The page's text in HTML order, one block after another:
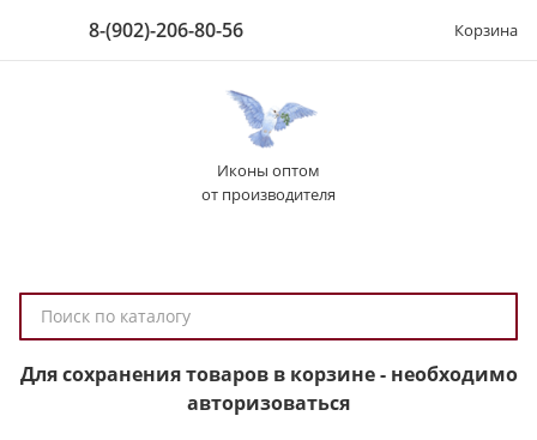
8-(902)-206-80-56 Корзина
Иконы оптом
от производителя
о
и
с
Для сохранения товаров в корзине - необходимо
авторизоваться